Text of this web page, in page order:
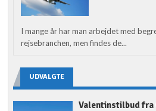
I mange år har man arbejdet med
rejsebranchen, men findes de...
UDVALGTE
Valentinstilbud fra